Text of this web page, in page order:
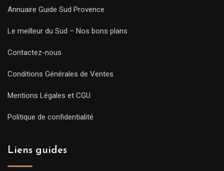
Annuaire Guide Sud Provence
Le meilleur du Sud – Nos bons plans
Contactez-nous
Conditions Générales de Ventes
Mentions Légales et CGU
Politique de confidentialité
Liens guides